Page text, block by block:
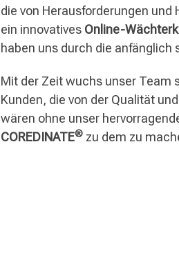
die von Herausforderungen und
ein innovatives Online-
haben uns durch die anfänglich
Mit der Zeit wuchs unser Team
Kunden, die von der Qualität
wären ohne unser
COREDINATE® zu dem zu